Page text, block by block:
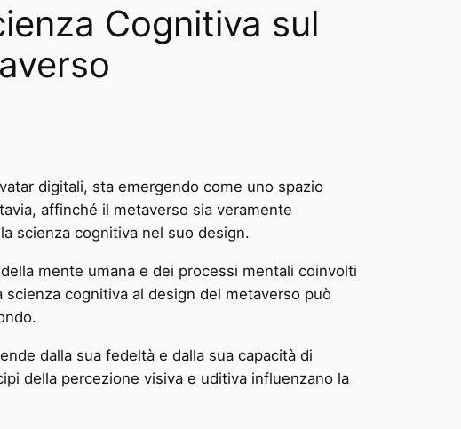
Cognitiva sul
digitali, sta emergendo come uno spazio
affinché il metaverso sia veramente
scienza cognitiva nel suo design.
mente umana e dei processi mentali coinvolti
cognitiva al design del metaverso può
dalla sua fedeltà e dalla sua capacità di
della percezione visiva e uditiva influenzano la